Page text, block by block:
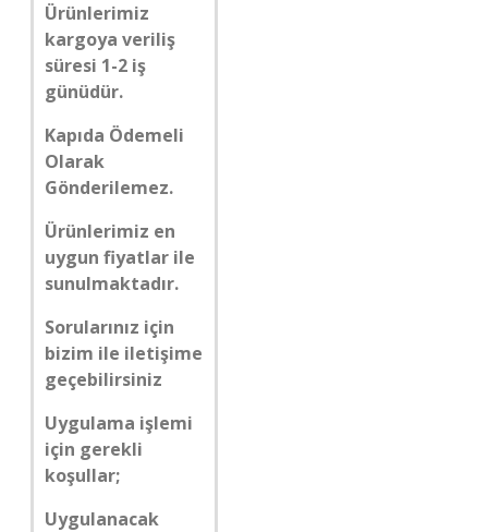
Ürünlerimiz
kargoya veriliş
süresi 1-2 iş
günüdür.
Kapıda Ödemeli
Olarak
Gönderilemez.
Ürünlerimiz en
uygun fiyatlar ile
sunulmaktadır.
Sorularınız için
bizim ile iletişime
geçebilirsiniz
Uygulama işlemi
için gerekli
koşullar;
Uygulanacak